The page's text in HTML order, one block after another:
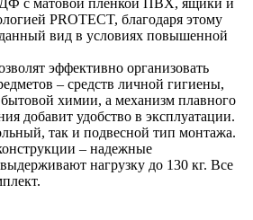
PROTECT, благодаря этому
вид в условиях повышенной
эффективно организовать
– средств личной гигиены,
химии, а механизм плавного
добавит удобство в эксплуатации.
так и подвесной тип монтажа.
– надежные
нагрузку до 130 кг. Все